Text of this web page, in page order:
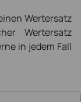
Wertersatz
Wertersatz
in jedem Fall